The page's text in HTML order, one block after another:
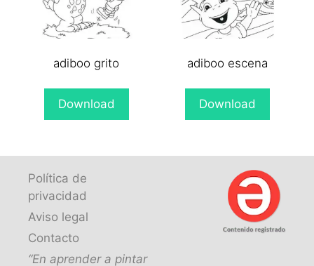
adiboo grito
Download
adiboo escena
Download
Política de
privacidad
Aviso legal
Contacto
“En aprender a pintar